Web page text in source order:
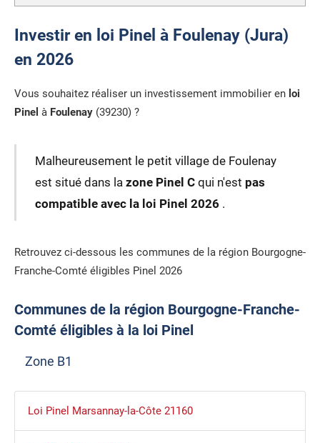
Investir en loi Pinel à Foulenay (Jura)
en 2026
Vous souhaitez réaliser un investissement immobilier en loi
Pinel à Foulenay (39230) ?
Malheureusement le petit village de Foulenay
est situé dans la zone Pinel Cqui n'est pas
compatible avec la loi Pinel 2026 .
Retrouvez ci-dessous les communes de la région Bourgogne-
Franche-Comté éligibles Pinel 2026
Communes de la région Bourgogne-Franche-
Comté éligibles à la loi Pinel
Zone B1
Loi Pinel Marsannay-la-Côte 21160